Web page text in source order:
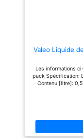
Valeo Liquide
Les informations
pack Spécification:
Contenu [litre]:
RÉSISTANCE
MAINTENIR DES
NIVEAU tout en
Valeo recommande